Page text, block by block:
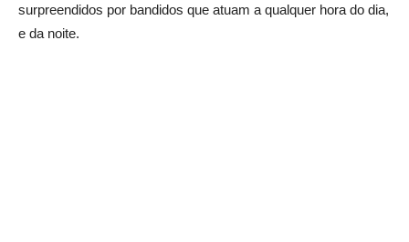
surpreendidos por bandidos que atuam a qualquer hora do dia,
e da noite.